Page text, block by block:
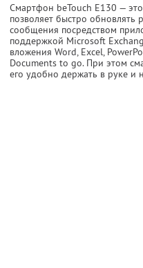
Смартфон beTouch E130 — это
позволяет быстро обновлять
сообщения посредством
поддержкой Microsoft
вложения Word, Excel,
Documents to go. При этом
его удобно держать в руке и